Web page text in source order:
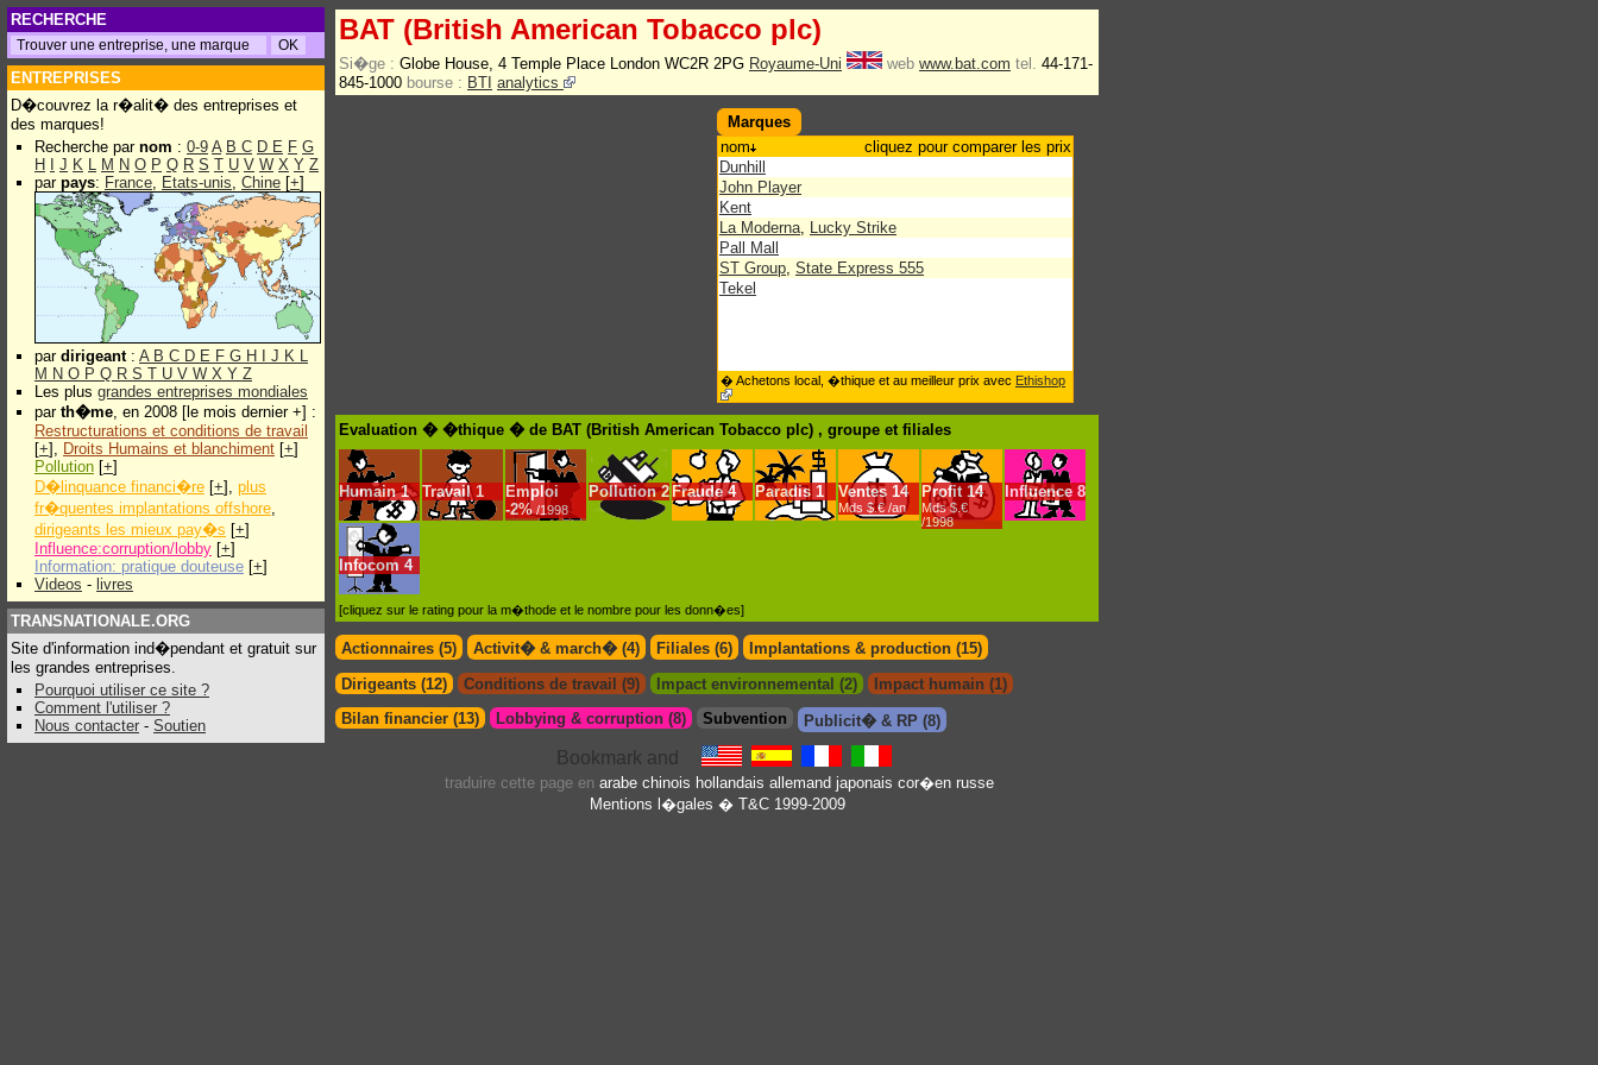
RECHERCHE
ENTREPRISES
D�couvrez la r�alit� des entreprises et
des marques!
Recherche par nom : 0-9 A B C D E F G
H
J K L M N O P Q R S T U V W X Y Z
par pays: France, Etats-unis, Chine [+]
par dirigeant: A B C D E F G H J K L
M N O P Q R S T U V W X Y Z
Les plus grandes entreprises mondiales
par th�me, en 2008 [le mois dernier +] :
Restructurations et conditions de travail
[+], Droits Humains et blanchiment [+]
Pollution [+]
D�linquance financi�re [+], plus
fr�quentes implantations offshore,
dirigeants les mieux pay�s [+]
Influence:corruption/lobby [+]
Information: pratique douteuse [+]
Videos - livres
TRANSNATIONALE.ORG
Site d'information ind�pendant et gratuit sur
les grandes entreprises.
Pourquoi utiliser ce site ?
Comment l'utiliser ?
Nous contacter - Soutien
BAT (British American Tobacco plc)
Si�ge : Globe House, 4 Temple Place London WC2R 2PG Royaume-Uni web www.bat.com tel. 44-171-
845-1000 bourse : BTI analytics
Marques
nom
cliquez pour comparer les prix
Dunhill
John Player
Kent
La Moderna, Lucky Strike
Pall Mall
ST Group, State Express 555
Tekel
� Achetons local, �thique et au meilleur prix avec Ethishop
Evaluation � �thique � de BAT (British American Tobacco plc) , groupe et filiales
Humain 1 Travail 1
Emploi
-2% /1998
Pollution 2 Fraude 4 Paradis 1 Ventes 14
Mds $.€ /an
Profit 14
Mds $.€
/1998
Influence 8
Infocom 4
[cliquez sur le rating pour la m�thode et le nombre pour les donn�es]
Actionnaires (5) Activit� & march� (4) Filiales (6)
Implantations & production (15)
Dirigeants (12)
Conditions de travail (9) Impact environnemental (2)
Impact humain (1)
Bilan financier (13)
Lobbying & corruption (8) Subvention Publicit� & RP (8)
traduire cette page en arabe chinois hollandais allemand japonais cor�en russe
Mentions l�gales � T&C 1999-2009